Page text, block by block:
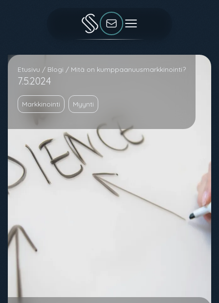
Etusivu / Blogi / Mitä on kumppaanuusmarkkinointi?
7.5.2024
Markkinointi Myynti